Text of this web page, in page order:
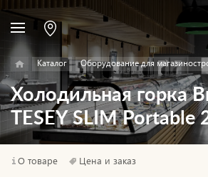
Каталог Оборудование для
Холодильная горка
TESEY SLIM Portable
О товаре Цена и заказ